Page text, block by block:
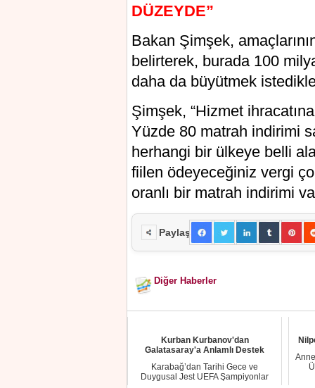
DÜZEYDE”
Bakan Şimşek,
belirterek, burada 100
daha da büyütmek
Şimşek, “Hizmet
Yüzde 80 matrah indirimi
herhangi bir ülkeye belli
fiilen ödeyeceğiniz vergi
oranlı bir matrah indirimi
Paylaş
Diğer Haberler
Kurban Kurbanov'dan
Galatasaray'a Anlamlı Destek
Karabağ’dan Tarihi Gece ve
Duygusal Jest UEFA Şampiyonlar